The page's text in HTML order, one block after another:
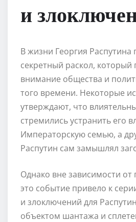
и
В жизни Георгия
секретный раскол, который
внимание общества и
того времени. Некоторые
утверждают, что
стремились устранить его
Императорскую семью, а
Распутин сам замышлял
Однако вне зависимости от
это событие привело к
и злоключений для
объектом шантажа и